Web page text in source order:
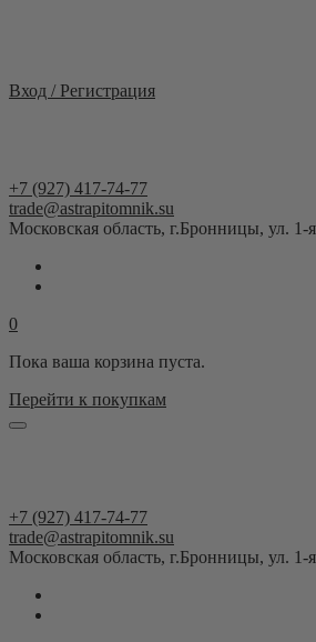
Вход / Регистрация
+7 (927) 417-74-77
trade@astrapitomnik.su
Московская область, г.Бронницы, ул. 1-
0
Пока ваша корзина пуста.
Перейти к покупкам
+7 (927) 417-74-77
trade@astrapitomnik.su
Московская область, г.Бронницы, ул. 1-